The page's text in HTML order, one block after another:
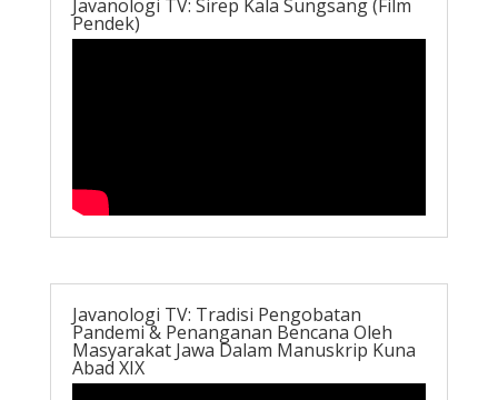
Javanologi TV: Sirep Kala Sungsang (Film
Pendek)
Javanologi TV: Tradisi Pengobatan
Pandemi & Penanganan Bencana Oleh
Masyarakat Jawa Dalam Manuskrip Kuna
Abad XIX